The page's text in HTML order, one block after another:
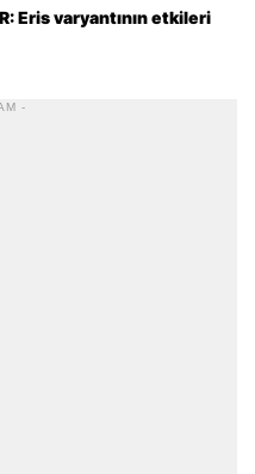
Eris varyantının etkileri
-